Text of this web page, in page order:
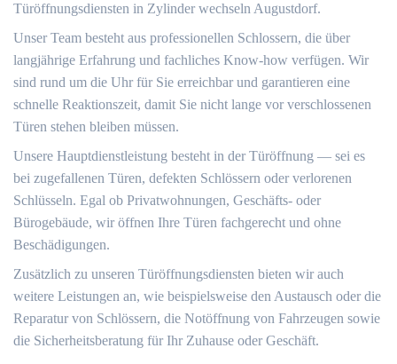
Türöffnungsdiensten in Zylinder wechseln Augustdorf.​
Unser Team besteht aus professionellen Schlossern, die über
langjährige Erfahrung und fachliches Know-how verfügen.​ Wir
sind rund um die Uhr für Sie erreichbar und garantieren eine
schnelle Reaktionszeit, damit Sie nicht lange vor verschlossenen
Türen stehen bleiben müssen.​
Unsere Hauptdienstleistung besteht in der Türöffnung ― sei es
bei zugefallenen Türen, defekten Schlössern oder verlorenen
Schlüsseln.​ Egal ob Privatwohnungen, Geschäfts- oder
Bürogebäude, wir öffnen Ihre Türen fachgerecht und ohne
Beschädigungen.​
Zusätzlich zu unseren Türöffnungsdiensten bieten wir auch
weitere Leistungen an, wie beispielsweise den Austausch oder die
Reparatur von Schlössern, die Notöffnung von Fahrzeugen sowie
die Sicherheitsberatung für Ihr Zuhause oder Geschäft.​